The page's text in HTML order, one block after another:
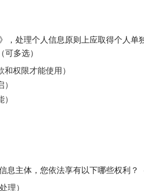
，处理个人信息原则上应取得个人单
多选）
权限才能使用）
主体，您依法享有以下哪些权利？
理）